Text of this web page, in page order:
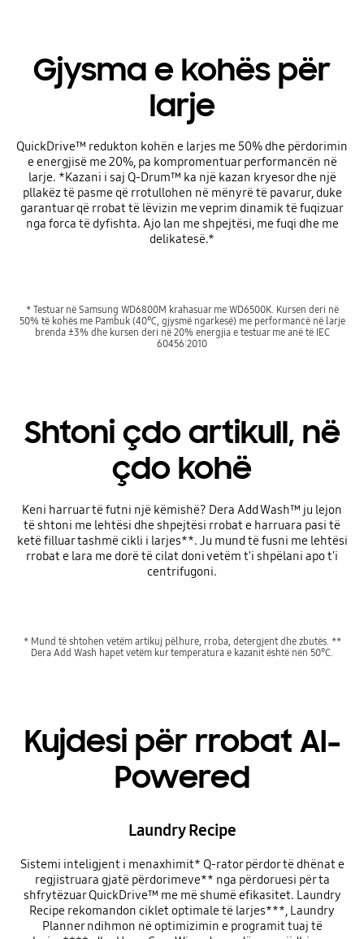
Gjysma e kohës për
larje
QuickDrive™ redukton kohën e larjes me 50% dhe përdorimin
e energjisë me 20%, pa kompromentuar performancën në
larje. *Kazani i saj Q-Drum™ ka një kazan kryesor dhe një
pllakëz të pasme që rrotullohen në mënyrë të pavarur, duke
garantuar që rrobat të lëvizin me veprim dinamik të fuqizuar
nga forca të dyfishta. Ajo lan me shpejtësi, me fuqi dhe me
delikatesë.*
* Testuar në Samsung WD6800M krahasuar me WD6500K. Kursen deri në
50% të kohës me Pambuk (40℃, gjysmë ngarkesë) me performancë në larje
brenda ±3% dhe kursen deri në 20% energjia e testuar me anë të IEC
60456:2010
Shtoni çdo artikull, në
çdo kohë
Keni harruar të futni një këmishë? Dera Add Wash™ ju lejon
të shtoni me lehtësi dhe shpejtësi rrobat e harruara pasi të
ketë filluar tashmë cikli i larjes**. Ju mund të fusni me lehtësi
rrobat e lara me dorë të cilat doni vetëm t'i shpëlani apo t'i
centrifugoni.
* Mund të shtohen vetëm artikuj pëlhure, rroba, detergjent dhe zbutës. **
Dera Add Wash hapet vetëm kur temperatura e kazanit është nën 50°C.
Kujdesi për rrobat AI-
Powered
Laundry Recipe
Sistemi inteligjent i menaxhimit* Q-rator përdor të dhënat e
regjistruara gjatë përdorimeve** nga përdoruesi për ta
shfrytëzuar QuickDrive™ me më shumë efikasitet. Laundry
Recipe rekomandon ciklet optimale të larjes***, Laundry
Planner ndihmon në optimizimin e programit tuaj të